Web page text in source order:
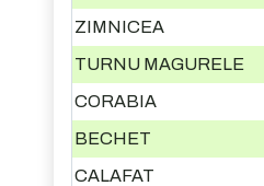
ZIMNICEA
TURNU MAGURELE
CORABIA
BECHET
CALAFAT